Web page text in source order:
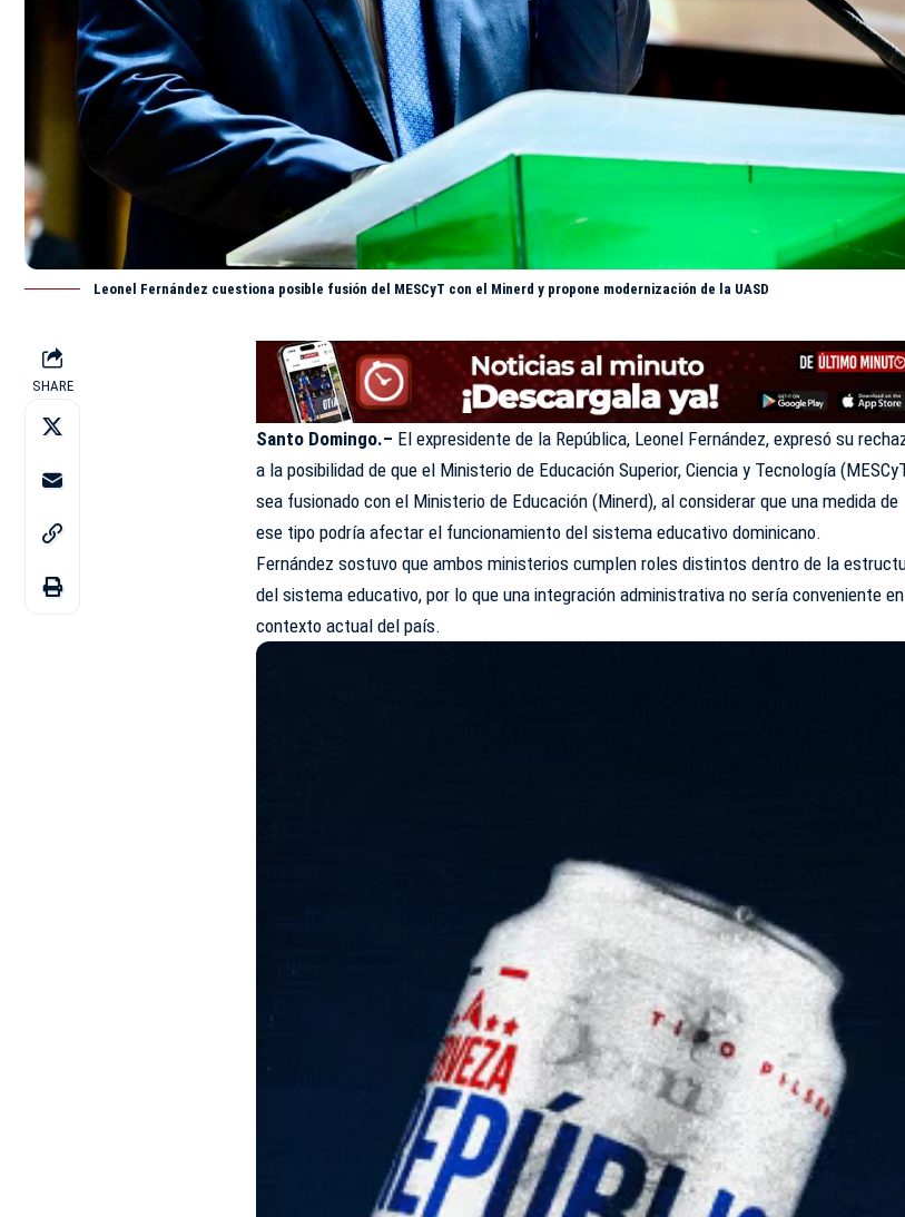
Leonel Fernández cuestiona posible fusión del MESCyT con el Minerd y propone modernización de la UASD
SHARE
Santo Domingo.– El expresidente de la República, Leonel Fernández, expresó su
a la posibilidad de que el Ministerio de Educación Superior, Ciencia y Tecnología
sea fusionado con el Ministerio de Educación (Minerd), al considerar que una medida de
ese tipo podría afectar el funcionamiento del sistema educativo dominicano.
Fernández sostuvo que ambos ministerios cumplen roles distintos dentro de la
del sistema educativo, por lo que una integración administrativa no sería conveniente
contexto actual del país.